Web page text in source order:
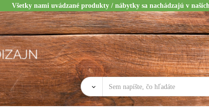
Všetky nami uvádzané produkty / nábytky sa nachádzajú v